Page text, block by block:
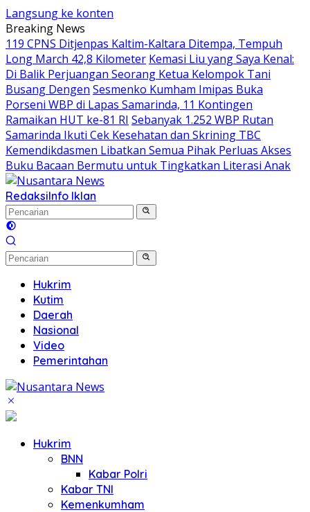
Langsung ke konten
Breaking News
119 CPNS Ditjenpas Kaltim-Kaltara Ditempa, Tempuh
Long March 42,8 Kilometer Kemasi Liu yang Saya Kenal:
Di Balik Perjuangan Seorang Ketua Kelompok Tani
Busang Dengen Sesmenko Kumham Imipas Buka
Porseni WBP di Lapas Samarinda, 11 Kontingen
Ramaikan HUT ke-81 RI Sebanyak 1.252 WBP Rutan
Samarinda Ikuti Cek Kesehatan dan Skrining TBC
Kemendikdasmen Libatkan Semua Pihak Perluas Akses
Buku Bacaan Bermutu untuk Tingkatkan Literasi Anak
RedaksiInfo Iklan
Hukrim
Kutim
Daerah
Nasional
Video
Pemerintahan
Hukrim
BNN
Kabar Polri
Kabar TNI
Kemenkumham